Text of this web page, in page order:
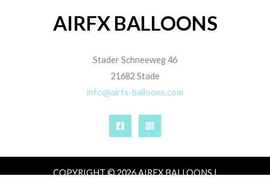
AIRFX BALLOONS
Stader Schneeweg 46
21682 Stade
info@airfx-balloons.com
COPYRIGHT © 2026 AIRFX BALLOONS |